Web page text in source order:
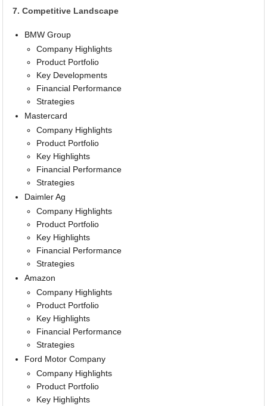
7. Competitive Landscape
BMW Group
Company Highlights
Product Portfolio
Key Developments
Financial Performance
Strategies
Mastercard
Company Highlights
Product Portfolio
Key Highlights
Financial Performance
Strategies
Daimler Ag
Company Highlights
Product Portfolio
Key Highlights
Financial Performance
Strategies
Amazon
Company Highlights
Product Portfolio
Key Highlights
Financial Performance
Strategies
Ford Motor Company
Company Highlights
Product Portfolio
Key Highlights